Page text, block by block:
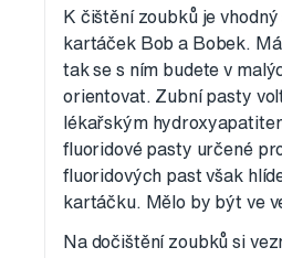
K čištění zoubků je
kartáček Bob a Bobek.
tak se s ním budete v
orientovat. Zubní pasty
lékařským
fluoridové pasty určené
fluoridových past však
kartáčku. Mělo by být ve
Na dočištění zoubků si